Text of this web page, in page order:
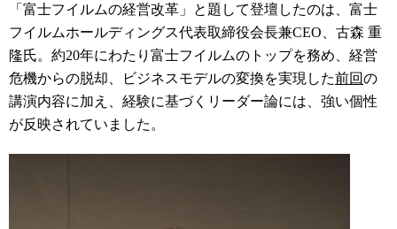
「富士フイルムの経営改革」と題して登壇したのは、富士
フイルムホールディングス代表取締役会長兼CEO 、古森 重
隆氏。約20年にわたり富士フイルムのトップを務め、経営
危機からの脱却、ビジネスモデルの変換を実現した前回の
講演内容に加え、経験に基づくリーダー論には、強い個性
が反映されていました。